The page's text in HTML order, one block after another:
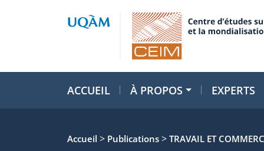
ACCUEIL À PROPOS EXPERTS
Accueil > Publications > TRAVAIL ET